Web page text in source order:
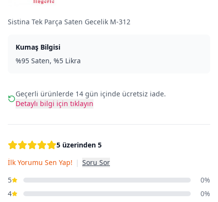
Sistina Tek Parça Saten Gecelik M-312
Kumaş Bilgisi
%95 Saten, %5 Likra
Geçerli ürünlerde 14 gün içinde ücretsiz iade.
Detaylı bilgi için tıklayın
5 üzerinden 5
İlk Yorumu Sen Yap! | Soru Sor
5
0%
4
0%